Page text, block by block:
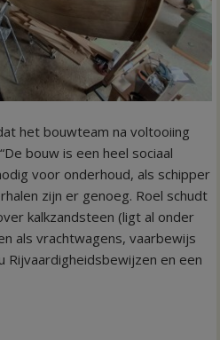
het bouwteam na voltooiing
bouw is een heel sociaal
voor onderhoud, als schipper
zijn er genoeg. Roel schudt
kalkzandsteen (ligt al onder
als vrachtwagens, vaarbewijs
Rijvaardigheidsbewijzen en een